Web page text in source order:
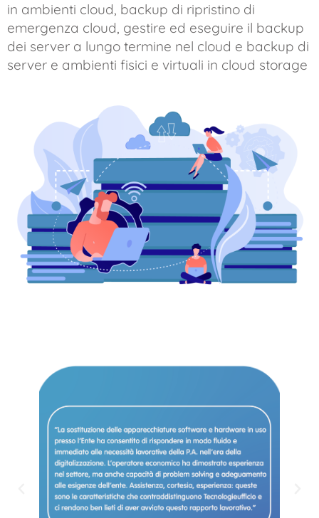
in ambienti cloud, backup di ripristino di
emergenza cloud, gestire ed eseguire il backup
dei server a lungo termine nel cloud e backup di
server e ambienti fisici e virtuali in cloud storage